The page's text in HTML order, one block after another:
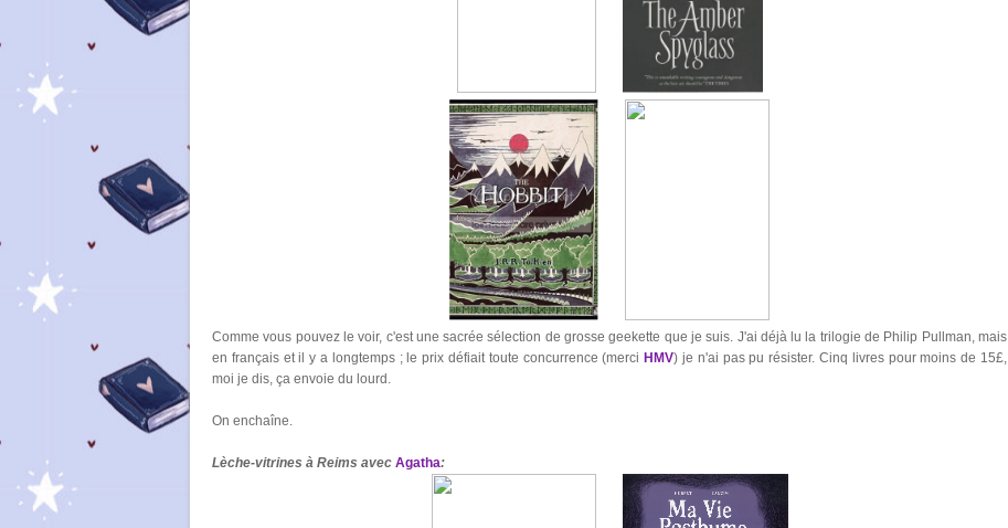
Comme vous pouvez le voir, c'est une sacrée sélection de grosse geekette que je suis. J'ai déjà lu la trilogie de Philip Pullman, mais
en français et il y a longtemps ; le prix défiait toute concurrence (merci HMV) je n'ai pas pu résister. Cinq livres pour moins de 15£,
moi je dis, ça envoie du lourd.
On enchaîne.
Lèche-vitrines à Reims avec Agatha: